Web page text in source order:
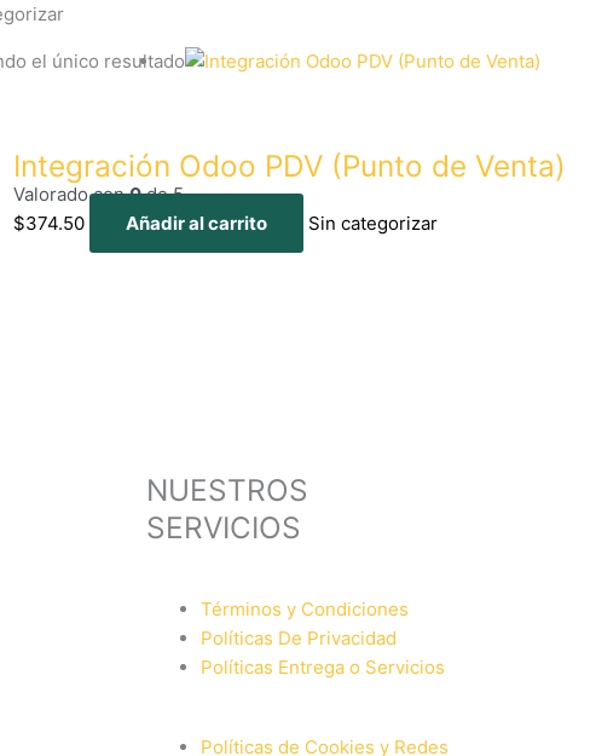
el único resultado
Integración Odoo PDV (Punto de Venta)
Valorado con0de 5
$374.50 Añadir al carrito Sin categorizar
NUESTROS
SERVICIOS
Términos y Condiciones
Políticas De Privacidad
Políticas Entrega o Servicios
Políticas de Cookies y Redes